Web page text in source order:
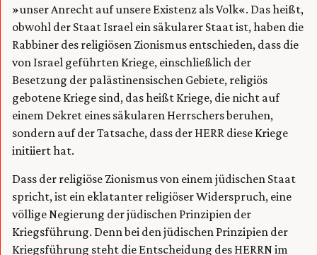
»unser Anrecht auf unsere Existenz als Volk«. Das heißt,
obwohl der Staat Israel ein säkularer Staat ist, haben die
Rabbiner des religiösen Zionismus entschieden, dass die
von Israel geführten Kriege, einschließlich der
Besetzung der palästinensischen Gebiete, religiös
gebotene Kriege sind, das heißt Kriege, die nicht auf
einem Dekret eines säkularen Herrschers beruhen,
sondern auf der Tatsache, dass der HERR diese Kriege
initiiert hat.
Dass der religiöse Zionismus von einem jüdischen Staat
spricht, ist ein eklatanter religiöser Widerspruch, eine
völlige Negierung der jüdischen Prinzipien der
Kriegsführung. Denn bei den jüdischen Prinzipien der
Kriegsführung steht die Entscheidung des HERRN im